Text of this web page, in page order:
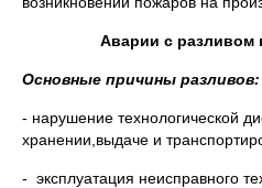
Аварии с разливом
Основные причины разливов:
- нарушение технологической
хранении,выдаче и
- эксплуатация неисправного